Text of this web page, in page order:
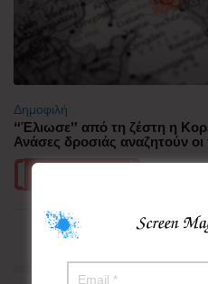
Δημοφιλή
“Έλιωσε” από τη ζέστη η
Ανάσες δροσιάς αναζητούν οι